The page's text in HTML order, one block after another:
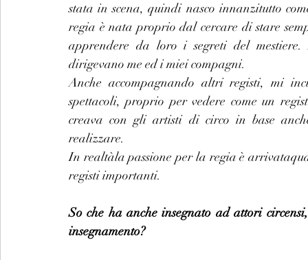
stata in scena, quindi nasco innanzitutto
regia è nata proprio dal cercare di stare
apprendere da loro i segreti del
dirigevano me ed i miei compagni.
Anche accompagnando altri registi, mi
spettacoli, proprio per vedere come un
creava con gli artisti di circo in base
realizzare.
In realtàla passione per la regia è
registi importanti.
So che ha anche insegnato ad attori
insegnamento?